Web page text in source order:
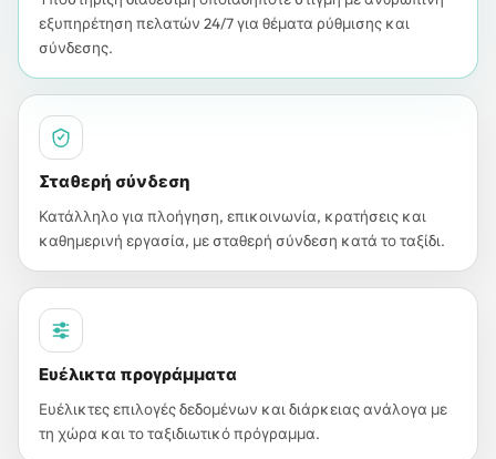
εξυπηρέτηση πελατών 24/7 για θέματα ρύθμισης και
σύνδεσης.
Σταθερή σύνδεση
Κατάλληλο για πλοήγηση, επικοινωνία, κρατήσεις και
καθημερινή εργασία, με σταθερή σύνδεση κατά το ταξίδι.
Ευέλικτα προγράμματα
Ευέλικτες επιλογές δεδομένων και διάρκειας ανάλογα με
τη χώρα και το ταξιδιωτικό πρόγραμμα.